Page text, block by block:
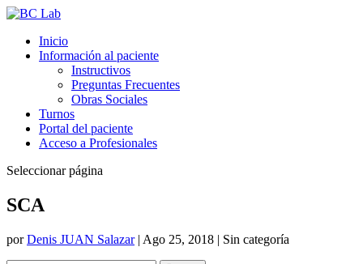
Inicio
Información al paciente
Instructivos
Preguntas Frecuentes
Obras Sociales
Turnos
Portal del paciente
Acceso a Profesionales
Seleccionar página
SCA
porDenis JUAN Salazar| Ago 25, 2018 | Sin categoría